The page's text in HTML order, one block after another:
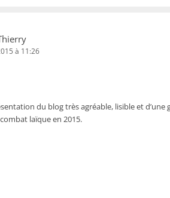
à 11:26
du blog très agréable, lisible et
laïque en 2015.